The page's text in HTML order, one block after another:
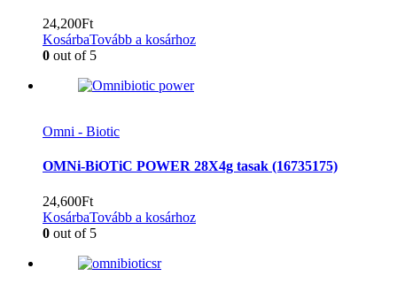
24,200Ft
KosárbaTovább a kosárhoz
0 out of 5
Omni - Biotic
OMNi-BiOTiC POWER 28X4g tasak (16735175)
24,600Ft
KosárbaTovább a kosárhoz
0 out of 5